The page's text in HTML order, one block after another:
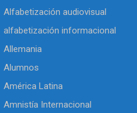
Alfabetización audiovisual
alfabetización informacional
Allemania
Alumnos
América Latina
Amnistía Internacional